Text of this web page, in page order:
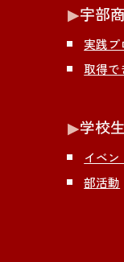
▶︎宇部
実践プ
取得で
▶︎学校
イベ
部活動